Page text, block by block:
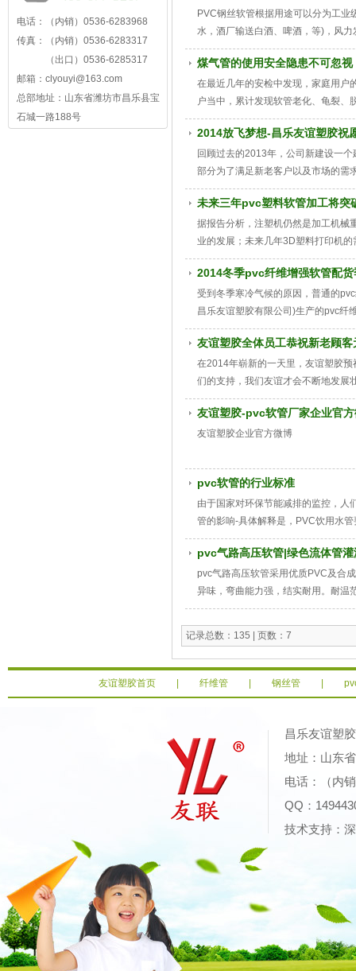
电话：（内销）0536-6283968
传真：（内销）0536-6283317
（出口）0536-6285317
邮箱：clyouyi@163.com
总部地址：山东省潍坊市昌乐县宝
石城一路188号
PVC钢丝软管根据用途可以分为工
水，酒厂输送白酒、啤酒，等)，风
蚀性”“低浓度化学品”物质。
煤气管的使用安全隐患不可忽视
在最近几年的安检中发现，家庭用户
户当中，累计发现软管老化、龟裂
3000余户、使用直排式热水器和烟
2014放飞梦想-昌乐友谊塑胶祝
回顾过去的2013年，公司新建设一
部分为了满足新老客户以及市场的需
未来三年pvc塑料软管加工将突
据报告分析，注塑机仍然是加工机械
业的发展；未来几年3D塑料打印机
2014冬季pvc纤维增强软管配货
受到冬季寒冷气候的原因，普通的
昌乐友谊塑胶有限公司)生产的pvc纤
抗老化等特性，赢得了广大客户的信
友谊塑胶全体员工恭祝新老顾客
在2014年崭新的一天里，友谊塑胶
们的支持，我们友谊才会不断地发展
友谊塑胶-pvc软管厂家企业官
友谊塑胶企业官方微博
pvc软管的行业标准
由于国家对环保节能减排的监控，人
管的影响-具体解释是，PVC饮用水
和一些出产公司做出了许多尽力，专
然还不是很知道，PVC饮用水管用
pvc气路高压软管|绿色流体管
pvc气路高压软管采用优质PVC及合
异味，弯曲能力强，结实耐用。耐温
记录总数：135 | 页数：7
友谊塑胶首页 纤维管 钢丝管
昌乐友谊
地址：山东
电话：（内
QQ：
技术支持：